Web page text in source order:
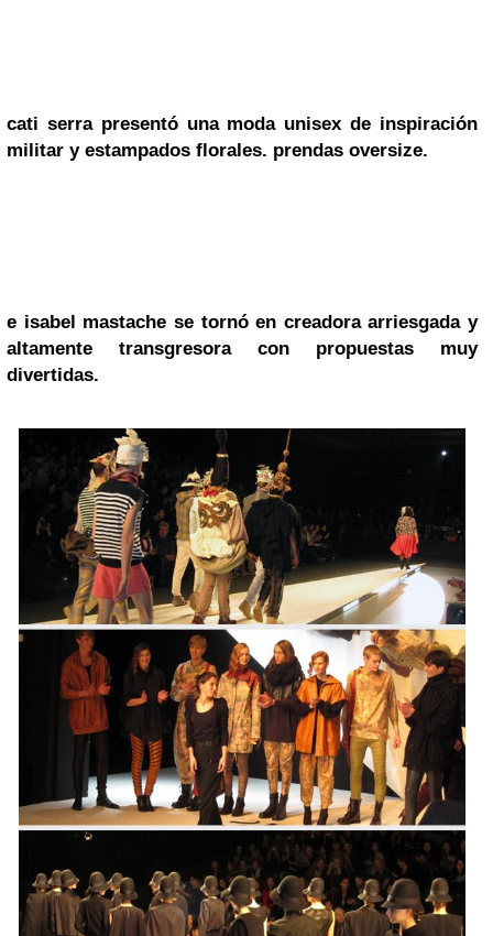
cati serrapresentó una moda unisex de inspiración
militar y estampados florales. prendas oversize.
e isabel mastache se tornó en creadora arriesgada y
altamente transgresora con propuestas muy
divertidas.